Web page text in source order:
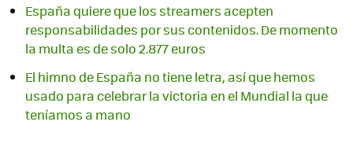
España quiere que los streamers acepten
responsabilidades por sus contenidos. De momento
la multa es de solo 2.877 euros
El himno de España no tiene letra, así que hemos
usado para celebrar la victoria en el Mundial la que
teníamos a mano